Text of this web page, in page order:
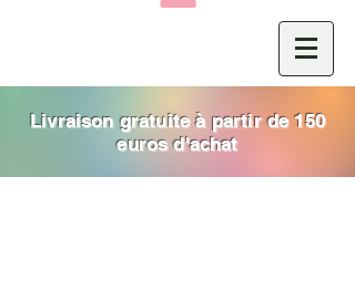
Livraison gratuite à partir de 150
euros d'achat